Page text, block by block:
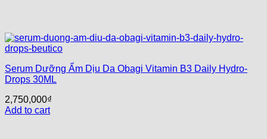
Serum Dưỡng Ẩm Dịu Da Obagi Vitamin B3 Daily Hydro-
Drops 30ML
2,750,000₫
Add to cart